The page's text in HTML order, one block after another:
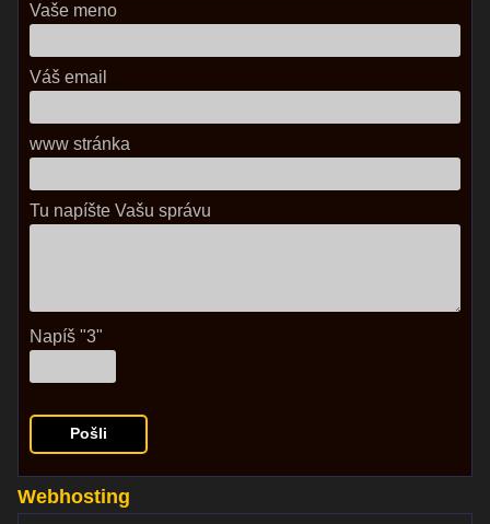
Vaše meno
Váš email
www stránka
Tu napíšte Vašu správu
Napíš "3"
Webhosting